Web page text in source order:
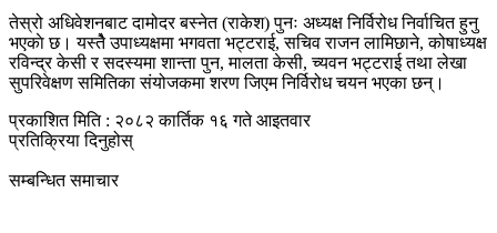
तेस्रो अधिवेशनबाट दामोदर बस्नेत (राकेश) पुनः अध्यक्ष निर्विरोध निर्वाचित हुनु
भएकाे छ। यस्तेै उपाध्यक्षमा भगवता भट्टराई, सचिव राजन लामिछाने, कोषाध्यक्ष
रविन्द्र केसी र सदस्यमा शान्ता पुन, मालता केसी, च्यवन भट्टराई तथा लेखा
सुपरिवेक्षण समितिका संयोजकमा शरण जिएम निर्विरोध चयन भएका छन्।
प्रकाशित मिति : २०८२ कार्तिक १६ गते आइतवार
प्रतिक्रिया दिनुहोस्
सम्बन्धित समाचार